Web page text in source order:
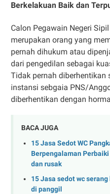
Berkelakuan Baik dan
Calon Pegawain Negeri
merupakan orang yang
pernah dihukum atau
dari pengedilan sebagai
Tidak pernah diberhentikan
instansi sebgaia PNS/
diberhentikan dengan
BACA JUGA
15 Jasa Sedot WC
Berpengalaman
dan rusak
15 Jasa sedot wc
di panggil